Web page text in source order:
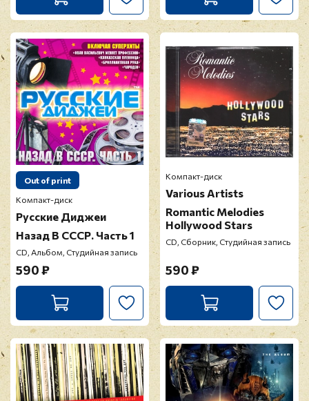
Out of print
Компакт-диск
Русские Диджеи
Назад В СССР. Часть 1
CD, Альбом, Студийная запись
590 ₽
Компакт-диск
Various Artists
Romantic Melodies
Hollywood Stars
CD, Сборник, Студийная запись
590 ₽